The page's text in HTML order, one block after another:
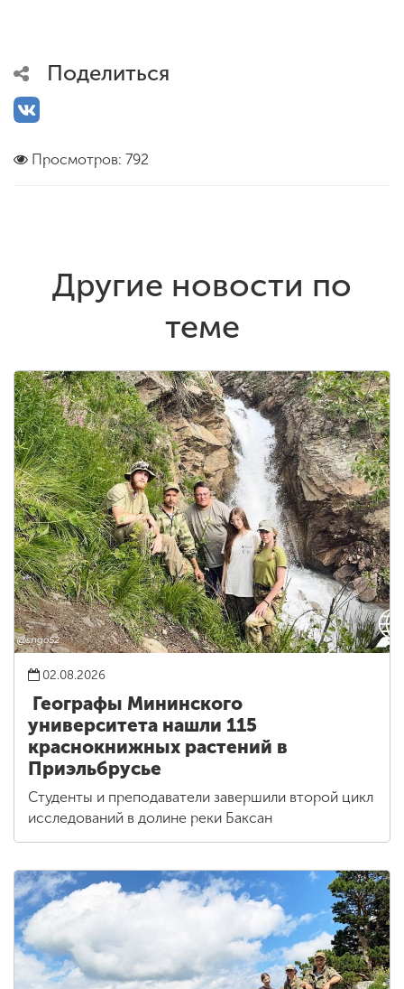
Поделиться
Просмотров: 792
Другие новости по
теме
02.08.2026
Географы Мининского
университета нашли 115
краснокнижных растений в
Приэльбрусье
Студенты и преподаватели завершили второй цикл
исследований в долине реки Баксан